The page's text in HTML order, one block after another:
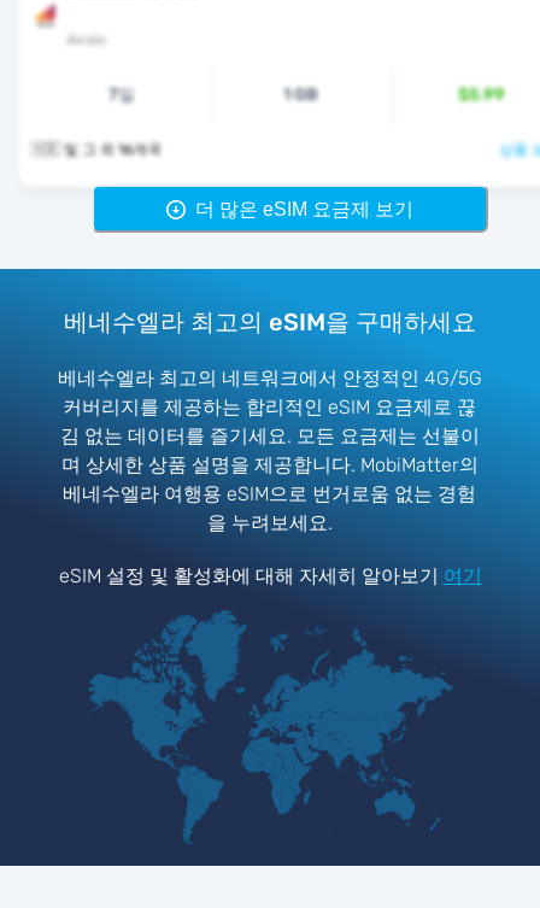
Airalo
7일 1 GB $5.99
🇻🇪 및 그 외 16개국 상품
더 많은 eSIM 요금제 보기
베네수엘라 최고의 eSIM을 구매하세요
베네수엘라 최고의 네트워크에서 안정적인 4G/5G
커버리지를 제공하는 합리적인 eSIM 요금제로 끊
김 없는 데이터를 즐기세요. 모든 요금제는 선불이
며 상세한 상품 설명을 제공합니다. MobiMatter의
베네수엘라 여행용 eSIM으로 번거로움 없는 경험
을 누려보세요.
eSIM 설정 및 활성화에 대해 자세히 알아보기 여기